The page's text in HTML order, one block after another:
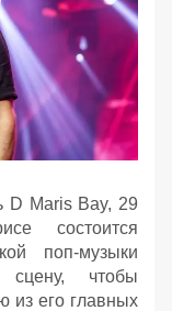
D Maris Bay, 29
состоится
поп-музыки
чтобы
из его главных